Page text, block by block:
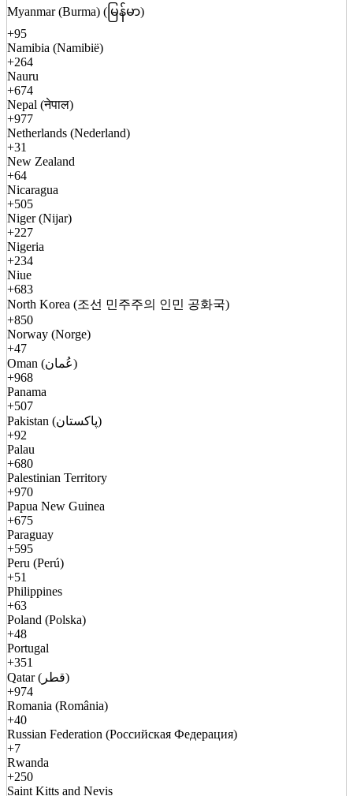
Myanmar (Burma) (မြန်မာ)
+95
Namibia (Namibië)
+264
Nauru
+674
Nepal (नेपाल)
+977
Netherlands (Nederland)
+31
New Zealand
+64
Nicaragua
+505
Niger (Nijar)
+227
Nigeria
+234
Niue
+683
North Korea (조선 민주주의 인민 공화국)
+850
Norway (Norge)
+47
Oman (عُمان)
+968
Panama
+507
Pakistan (پاکستان)
+92
Palau
+680
Palestinian Territory
+970
Papua New Guinea
+675
Paraguay
+595
Peru (Perú)
+51
Philippines
+63
Poland (Polska)
+48
Portugal
+351
Qatar (قطر)
+974
Romania (România)
+40
Russian Federation (Российская Федерация)
+7
Rwanda
+250
Saint Kitts and Nevis